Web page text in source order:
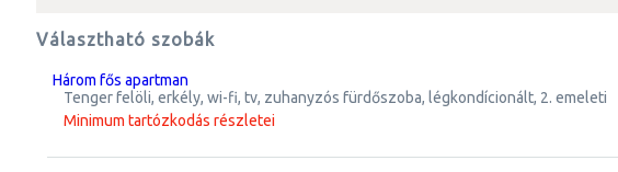
Választható szobák
három fős apartman
tenger felöli, erkély, wi-fi, tv, zuhanyzós fürdőszoba, légkondícionált, 2. emeleti
Minimum tartózkodás részletei